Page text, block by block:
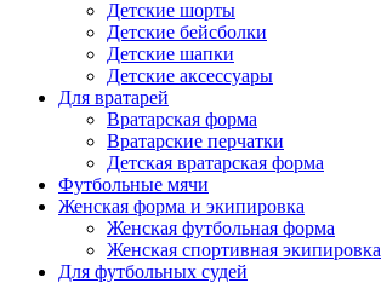
Детские шорты
Детские бейсболки
Детские шапки
Детские аксессуары
Для вратарей
Вратарская форма
Вратарские перчатки
Детская вратарская форма
Футбольные мячи
Женская форма и экипировка
Женская футбольная форма
Женская спортивная экипировка
Для футбольных судей